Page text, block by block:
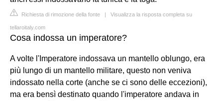
Richiesta di rimozione della fonte | Visualizza la risposta completa su
tellaroitaly.com
Cosa indossa un imperatore?
A volte l'Imperatore indossava un mantello oblungo, era
più lungo di un mantello militare, questo non veniva
indossato nella corte (anche se ci sono delle eccezioni),
ma era bensì destinato quando l'imperatore andava in